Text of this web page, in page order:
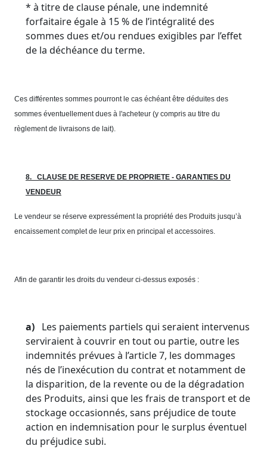
* à titre de clause pénale, une indemnité
forfaitaire égale à 15 % de l’intégralité des
sommes dues et/ou rendues exigibles par l’effet
de la déchéance du terme.
Ces différentes sommes pourront le cas échéant être déduites des
sommes éventuellement dues à l'acheteur (y compris au titre du
règlement de livraisons de lait).
8. CLAUSE DE RESERVE DE PROPRIETE - GARANTIES DU
VENDEUR
Le vendeur se réserve expressément la propriété des Produits jusqu’à
encaissement complet de leur prix en principal et accessoires.
Afin de garantir les droits du vendeur ci-dessus exposés :
a)Les paiements partiels qui seraient intervenus
serviraient à couvrir en tout ou partie, outre les
indemnités prévues à l’article 7, les dommages
nés de l’inexécution du contrat et notamment de
la disparition, de la revente ou de la dégradation
des Produits, ainsi que les frais de transport et de
stockage occasionnés, sans préjudice de toute
action en indemnisation pour le surplus éventuel
du préjudice subi.